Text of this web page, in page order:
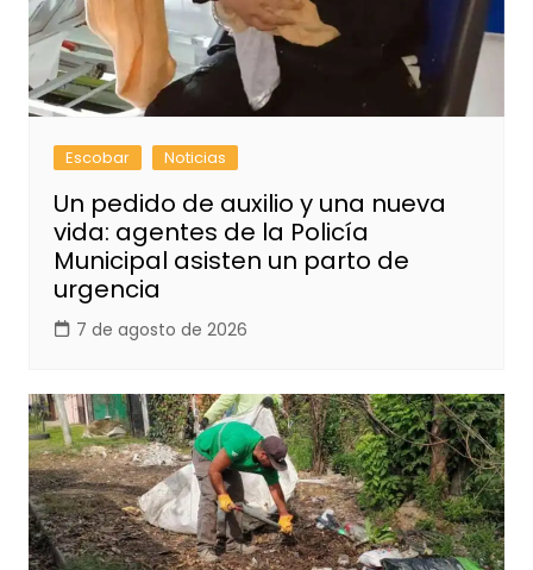
Escobar Noticias
Un pedido de auxilio y una nueva
vida: agentes de la Policía
Municipal asisten un parto de
urgencia
7 de agosto de 2026